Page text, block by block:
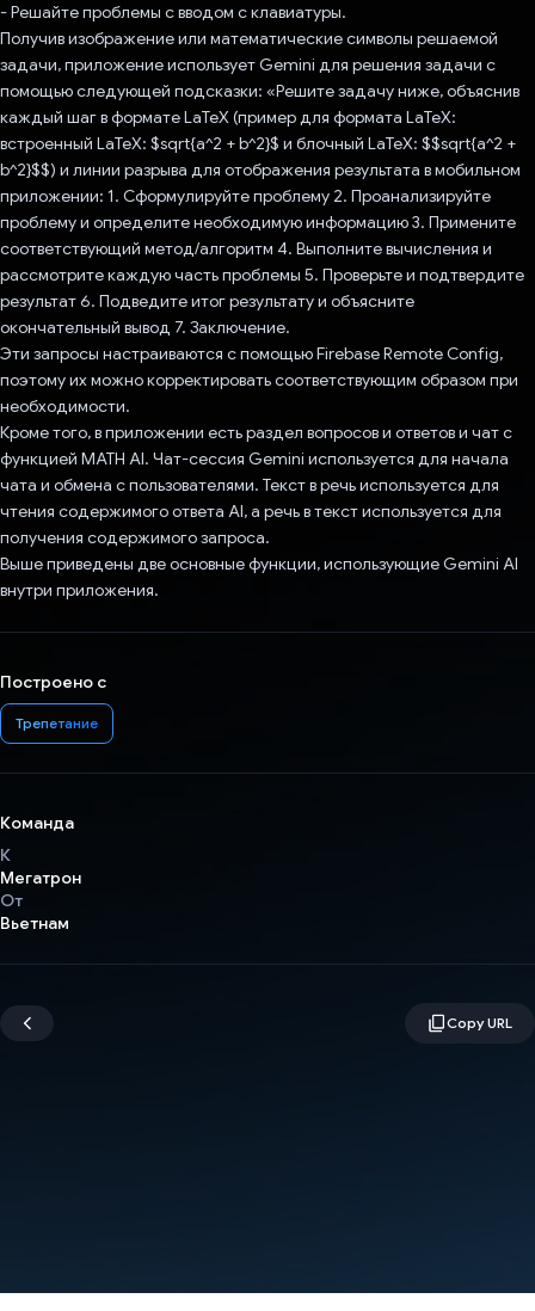
- Решайте проблемы с вводом с клавиатуры.
Получив изображение или математические символы решаемой
задачи, приложение использует Gemini для решения задачи с
помощью следующей подсказки: «Решите задачу ниже, объяснив
каждый шаг в формате LaTeX (пример для формата LaTeX:
встроенный LaTeX: $sqrt{a^2 + b^2}$ и блочный LaTeX: $$sqrt{a^2 +
b^2}$$) и линии разрыва для отображения результата в мобильном
приложении: 1. Сформулируйте проблему 2. Проанализируйте
проблему и определите необходимую информацию 3. Примените
соответствующий метод/алгоритм 4. Выполните вычисления и
рассмотрите каждую часть проблемы 5. Проверьте и подтвердите
результат 6. Подведите итог результату и объясните
окончательный вывод 7. Заключение.
Эти запросы настраиваются с помощью Firebase Remote Config,
поэтому их можно корректировать соответствующим образом при
необходимости.
Кроме того, в приложении есть раздел вопросов и ответов и чат с
функцией MATH AI. Чат-сессия Gemini используется для начала
чата и обмена с пользователями. Текст в речь используется для
чтения содержимого ответа AI, а речь в текст используется для
получения содержимого запроса.
Выше приведены две основные функции, использующие Gemini AI
внутри приложения.
Построено с
Трепетание
Команда
К
Мегатрон
От
Вьетнам